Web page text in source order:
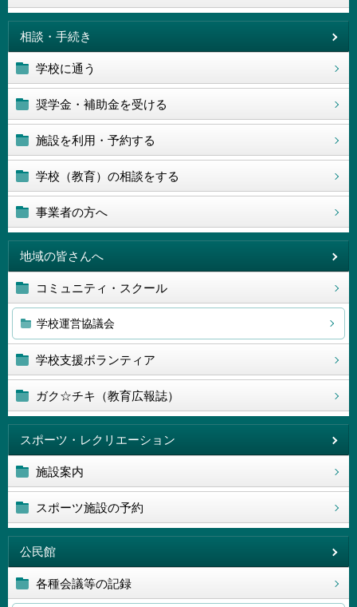
相談・手続き
学校に通う
奨学金・補助金を受ける
施設を利用・予約する
学校（教育）の相談をする
事業者の方へ
地域の皆さんへ
コミュニティ・スクール
学校運営協議会
学校支援ボランティア
ガク☆チキ（教育広報誌）
スポーツ・レクリエーション
施設案内
スポーツ施設の予約
公民館
各種会議等の記録